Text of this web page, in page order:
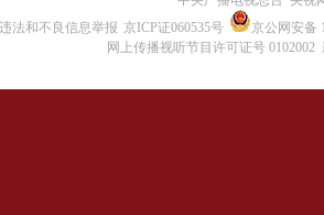
违法和不良信息举报 京ICP证060535号
京公网安备
网上传播视听节目许可证号 0102002